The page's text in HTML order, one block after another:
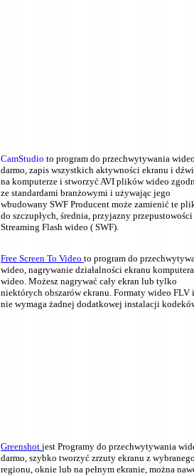
CamStudio to program do przechwytywania
darmo, zapis wszystkich aktywności ekranu i
na komputerze i stworzyć AVI plików wideo
ze standardami branżowymi i używając jego
wbudowany SWF Producent może zamienić te
do szczupłych, średnia, przyjazny przepustowości
Streaming Flash wideo ( SWF).
Free Screen To Video to program do
wideo, nagrywanie działalności ekranu
wideo. Możesz nagrywać cały ekran lub tylko
niektórych obszarów ekranu. Formaty wideo FLV
nie wymaga żadnej dodatkowej instalacji
Greenshot jest Programy do przechwytywania
darmo, szybko tworzyć zrzuty ekranu z
regionu, oknie lub na pełnym ekranie, można